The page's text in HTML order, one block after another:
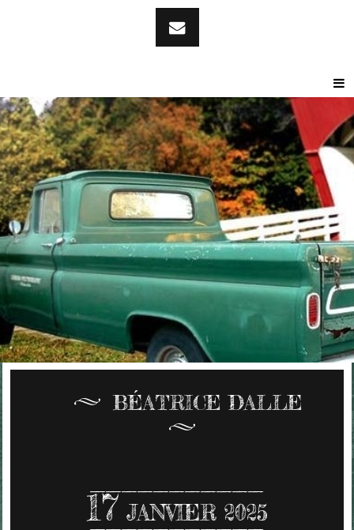
BÉATRICE DALLE
17 JANVIER 2025